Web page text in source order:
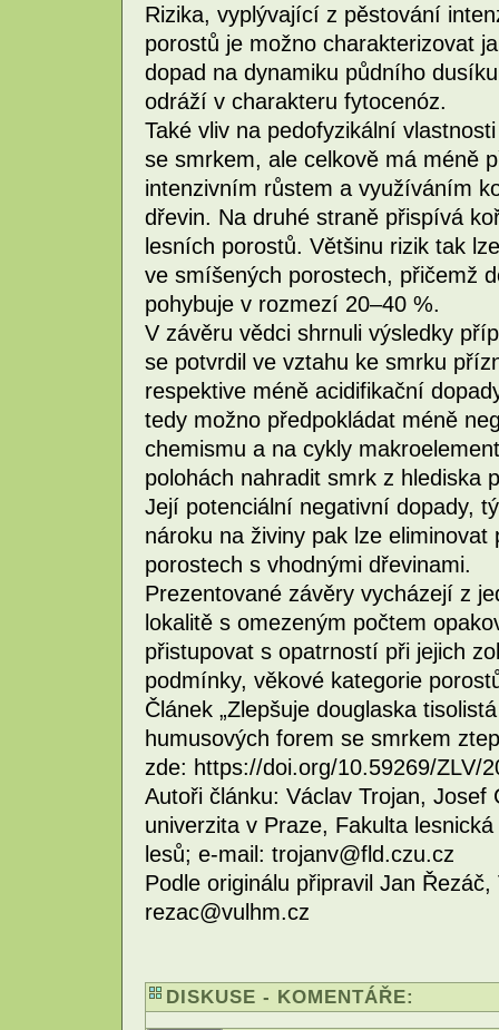
Rizika, vyplývající z pěstování
porostů je možno charakterizovat
dopad na dynamiku půdního
odráží v charakteru fytocenóz.
Také vliv na pedofyzikální
se smrkem, ale celkově má méně
intenzivním růstem a využíváním
dřevin. Na druhé straně přispívá
lesních porostů. Většinu rizik tak
ve smíšených porostech, přičemž
pohybuje v rozmezí 20–40 %.
V závěru vědci shrnuli výsledky
se potvrdil ve vztahu ke smrku
respektive méně acidifikační
tedy možno předpokládat méně
chemismu a na cykly
polohách nahradit smrk z hlediska
Její potenciální negativní dopady,
nároku na živiny pak lze
porostech s vhodnými dřevinami.
Prezentované závěry vycházejí z
lokalitě s omezeným počtem
přistupovat s opatrností při jejich
podmínky, věkové kategorie
Článek „Zlepšuje douglaska
humusových forem se smrkem
zde: https://doi.org/10.59269/ZLV/
Autoři článku: Václav Trojan,
univerzita v Praze, Fakulta
lesů; e-mail: trojanv@fld.czu.cz
Podle originálu připravil Jan
rezac@vulhm.cz
DISKUSE - KOMENTÁŘE: